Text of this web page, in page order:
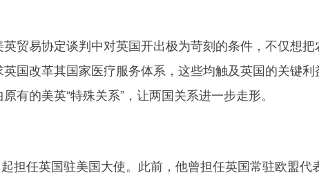
易协定谈判中对英国开出极为苛刻的条件，不仅想把
国改革其国家医疗服务体系，这些均触及英国的关键利
有的美英“特殊关系”，让两国关系进一步走形。
任英国驻美国大使。此前，他曾担任英国常驻欧盟代